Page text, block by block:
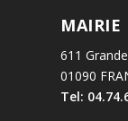
MAIRIE
611
01090
Tel: